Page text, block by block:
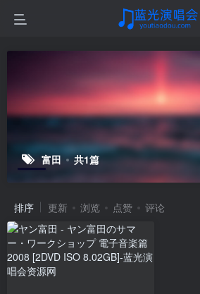
富田 共1篇
排序 更新 浏览 点赞 评论